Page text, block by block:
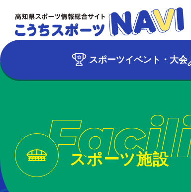
スポーツイベント・大会
スポーツ施設